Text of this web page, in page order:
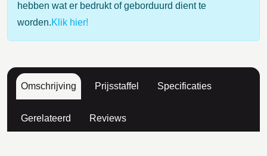
hebben wat er bedrukt of geborduurd dient te
worden.Klik hier!
Omschrijving Prijsstaffel Specificaties
Gerelateerd Reviews